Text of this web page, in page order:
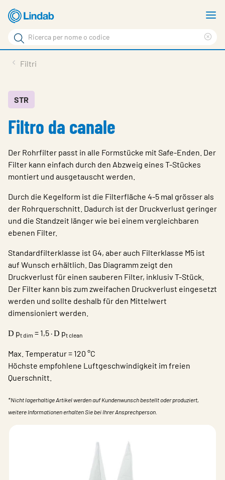
Log
visionare
Cerca
Cerca
Su Lindab
Su Tecnovent
Download
Scegliere la lingua
Filtri
STR
Filtro da canale
Der Rohrfilter passt in alle Formstücke mit Safe-Enden. Der
Filter kann einfach durch den Abzweig eines T-Stückes
montiert und ausgetauscht werden.
Durch die Kegelform ist die Filterfläche 4-5 mal grösser als
der Rohrquerschnitt. Dadurch ist der Druckverlust geringer
und die Standzeit länger wie bei einem vergleichbaren
ebenen Filter.
Standardfilterklasse ist G4, aber auch Filterklasse M5 ist
auf Wunsch erhältlich. Das Diagramm zeigt den
Druckverlust für einen sauberen Filter, inklusiv T-Stück.
Der Filter kann bis zum zweifachen Druckverlust eingesetzt
werden und sollte deshalb für den Mittelwert
dimensioniert werden.
D pt dim = 1,5 ·D pt clean
Max. Temperatur = 120 °C
Höchste empfohlene Luftgeschwindigkeit im freien
Querschnitt.
*Nicht lagerhaltige Artikel werden auf Kundenwunsch bestellt oder produziert,
weitere Informationen erhalten Sie bei Ihrer Ansprechperson.